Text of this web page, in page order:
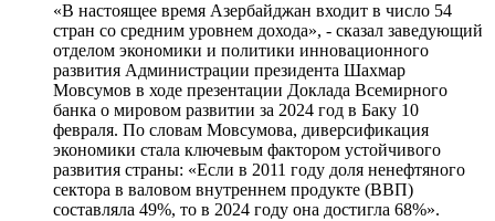
«В настоящее время Азербайджан входит в число 54
стран со средним уровнем дохода», - сказал заведующий
отделом экономики и политики инновационного
развития Администрации президента Шахмар
Мовсумов в ходе презентации Доклада Всемирного
банка о мировом развитии за 2024 год в Баку 10
февраля. По словам Мовсумова, диверсификация
экономики стала ключевым фактором устойчивого
развития страны: «Если в 2011 году доля ненефтяного
сектора в валовом внутреннем продукте (ВВП)
составляла 49%, то в 2024 году она достигла 68%».